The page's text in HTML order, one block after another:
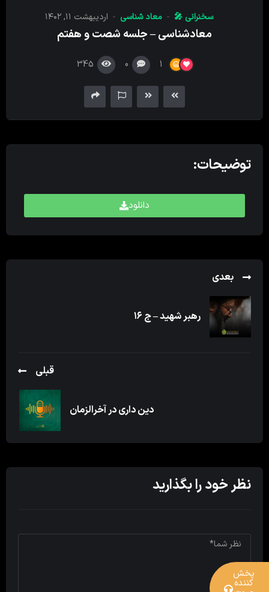
سخنرانی 🎤 معاد شناسی اردیبهشت ۱۱, ۱۴۰۲
معادشناسی – جلسه شصت و هفتم
1
0
345
توضیحات:
دانلود
بعدی
رهبر شهید – ج ۱۶
قبلی
دین داری در آخرالزمان
نظر خود را بگذارید
پخش
کننده